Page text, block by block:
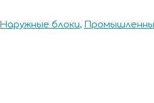
Наружные блоки,